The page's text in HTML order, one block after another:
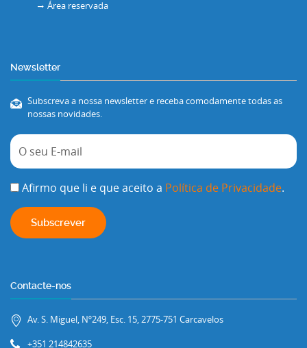
Área reservada
Newsletter
Subscreva a nossa newsletter e receba comodamente todas as
nossas novidades.
Afirmo que li e que aceito a Política de Privacidade.
Contacte-nos
Av. S. Miguel, Nº249, Esc. 15, 2775-751 Carcavelos
+351 214842635